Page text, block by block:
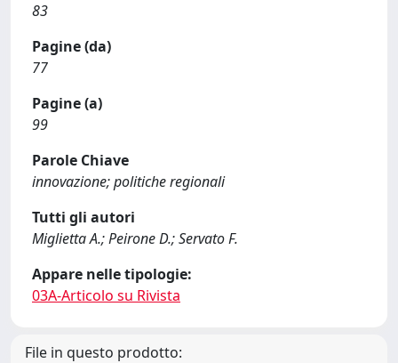
83
Pagine (da)
77
Pagine (a)
99
Parole Chiave
innovazione; politiche regionali
Tutti gli autori
Miglietta A.; Peirone D.; Servato F.
Appare nelle tipologie:
03A-Articolo su Rivista
File in questo prodotto: